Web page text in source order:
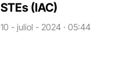
STEs (IAC)
10 - juliol - 2024 · 05:44